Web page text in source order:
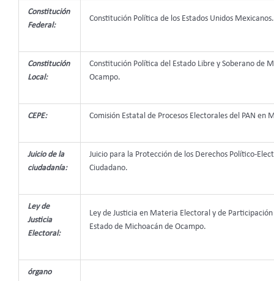
Constitución
Federal:
Constitución Política de los Estados Unidos Mexicanos.
Constitución
Local:
Constitución Política del Estado Libre y Soberano de
Ocampo.
CEPE: Comisión Estatal de Procesos Electorales del PAN en
Juicio de la
ciudadanía:
Juicio para la Protección de los Derechos Político-
Ciudadano.
Ley de
Justicia
Electoral:
Ley de Justicia en Materia Electoral y de
Estado de Michoacán de Ocampo.
órgano